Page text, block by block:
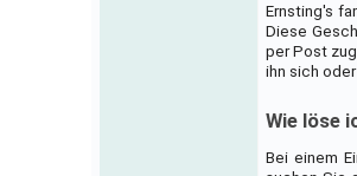
Ernsting's
Diese
per Post
ihn sich
Wie löse
Bei einem